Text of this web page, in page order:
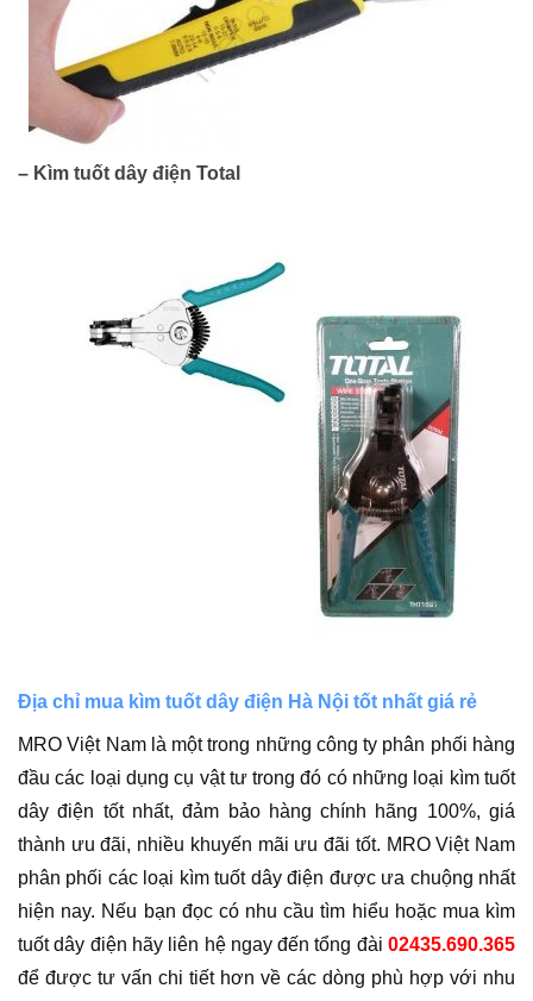
– Kìm tuốt dây điện Total
Địa chỉ mua kìm tuốt dây điện Hà Nội tốt nhất giá rẻ
MRO Việt Nam là một trong những công ty phân phối hàng
đầu các loại dụng cụ vật tư trong đó có những loại kìm tuốt
dây điện tốt nhất, đảm bảo hàng chính hãng 100%, giá
thành ưu đãi, nhiều khuyến mãi ưu đãi tốt. MRO Việt Nam
phân phối các loại kìm tuốt dây điện được ưa chuộng nhất
hiện nay. Nếu bạn đọc có nhu cầu tìm hiểu hoặc mua kìm
tuốt dây điện hãy liên hệ ngay đến tổng đài 02435.690.365
để được tư vấn chi tiết hơn về các dòng phù hợp với nhu